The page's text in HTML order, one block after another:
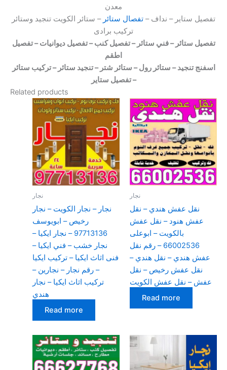
معدن
تفصيل ستاير – نداف – تفصال ستائر – ستائر الكويت تنجيد وستائر
تركيب برادى
تفصيل ستائر – فني ستائر – تفصيل كنب – تفصيل ديوانيات – تفصيل
اطقم
اسفنج تنجيد – ستائر رول – ستائر شتر – تنجيد ستائر – تركيب ستائر
– تفصيل ستاير
Related products
نجار
نجار – نجار الكويت – نجار
رخيص – ابويوسف
97713136 – نجار ايكيا –
نجار خشب – فني ايكيا –
فنى اثاث ايكيا – تركيب ايكيا
– رقم نجار – نجارين –
تركيب اثاث ايكيا – نجار
هندي
Read more
نجار
نقل عفش هندي – نقل
عفش هنود – نقل عفش
بالكويت – ابوعلى
66002536 – رقم نقل
عفش هندي – نقل هندي –
نقل عفش رخيص – نقل
عفش – نقل عفش الكويت
Read more